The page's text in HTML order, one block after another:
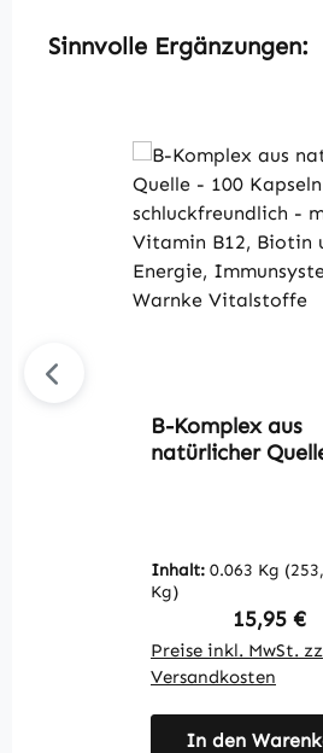
Produktgalerie überspringen
Sinnvolle Ergänzungen:
B-Komplex aus
natürlicher
uvm. - für
Immunsystem
Warnke
Inhalt: 0.063 Kg
Kg)
15,95 €
Preise inkl. MwSt.
Versandkosten
In den